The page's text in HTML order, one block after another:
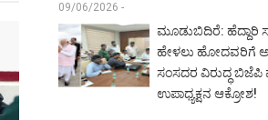
09/06/2026 -
ಮೂಡುಬಿದಿರೆ: ಹೆದ್ದಾರಿ
ಹೇಳಲು ಹೋದವರಿಗೆ
ಸಂಸದರ ವಿರುದ್ಧ
ಉಪಾಧ್ಯಕ್ಷನ ಆಕ್ರೋಶ!